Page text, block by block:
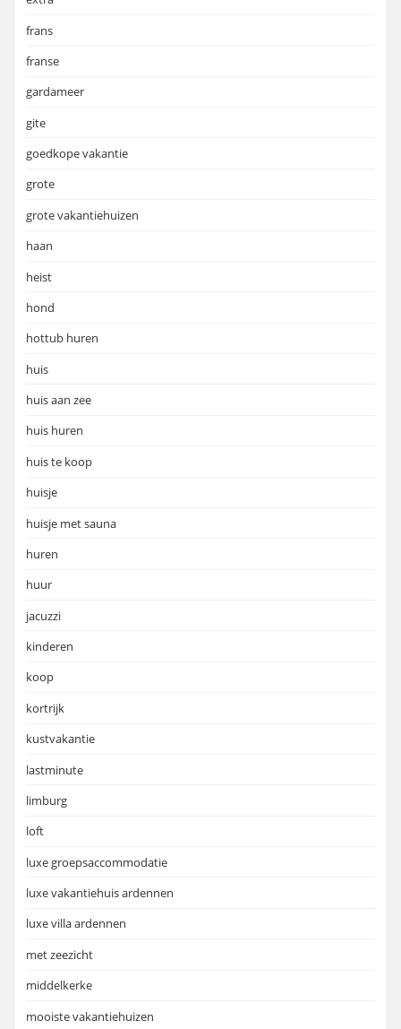
frans
franse
gardameer
gite
goedkope vakantie
grote
grote vakantiehuizen
haan
heist
hond
hottub huren
huis
huis aan zee
huis huren
huis te koop
huisje
huisje met sauna
huren
huur
jacuzzi
kinderen
koop
kortrijk
kustvakantie
lastminute
limburg
loft
luxe groepsaccommodatie
luxe vakantiehuis ardennen
luxe villa ardennen
met zeezicht
middelkerke
mooiste vakantiehuizen